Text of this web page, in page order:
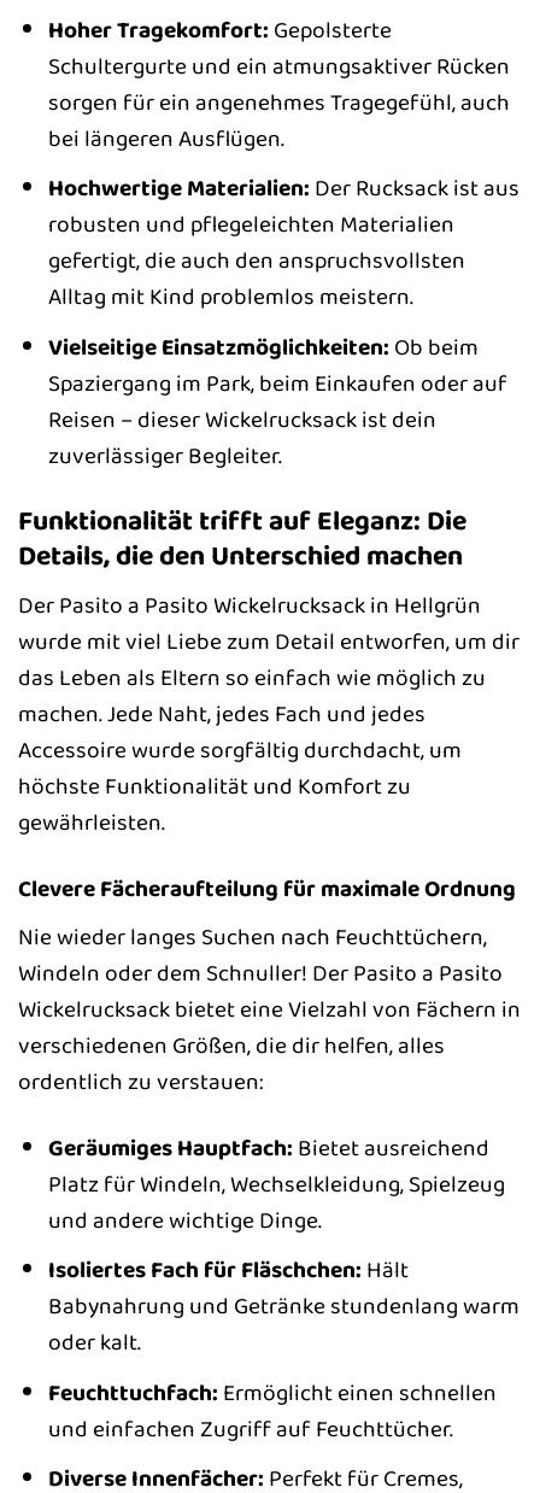
Hoher Tragekomfort: Gepolsterte
Schultergurte und ein atmungsaktiver Rücken
sorgen für ein angenehmes Tragegefühl, auch
bei längeren Ausflügen.
Hochwertige Materialien: Der Rucksack ist aus
robusten und pflegeleichten Materialien
gefertigt, die auch den anspruchsvollsten
Alltag mit Kind problemlos meistern.
Vielseitige Einsatzmöglichkeiten: Ob beim
Spaziergang im Park, beim Einkaufen oder auf
Reisen – dieser Wickelrucksack ist dein
zuverlässiger Begleiter.
Funktionalität trifft auf Eleganz: Die
Details, die den Unterschied machen
Der Pasito a Pasito Wickelrucksack in Hellgrün
wurde mit viel Liebe zum Detail entworfen, um dir
das Leben als Eltern so einfach wie möglich zu
machen. Jede Naht, jedes Fach und jedes
Accessoire wurde sorgfältig durchdacht, um
höchste Funktionalität und Komfort zu
gewährleisten.
Clevere Fächeraufteilung für maximale Ordnung
Nie wieder langes Suchen nach Feuchttüchern,
Windeln oder dem Schnuller! Der Pasito a Pasito
Wickelrucksack bietet eine Vielzahl von Fächern in
verschiedenen Größen, die dir helfen, alles
ordentlich zu verstauen:
Geräumiges Hauptfach: Bietet ausreichend
Platz für Windeln, Wechselkleidung, Spielzeug
und andere wichtige Dinge.
Isoliertes Fach für Fläschchen: Hält
Babynahrung und Getränke stundenlang warm
oder kalt.
Feuchttuchfach: Ermöglicht einen schnellen
und einfachen Zugriff auf Feuchttücher.
Diverse Innenfächer: Perfekt für Cremes,